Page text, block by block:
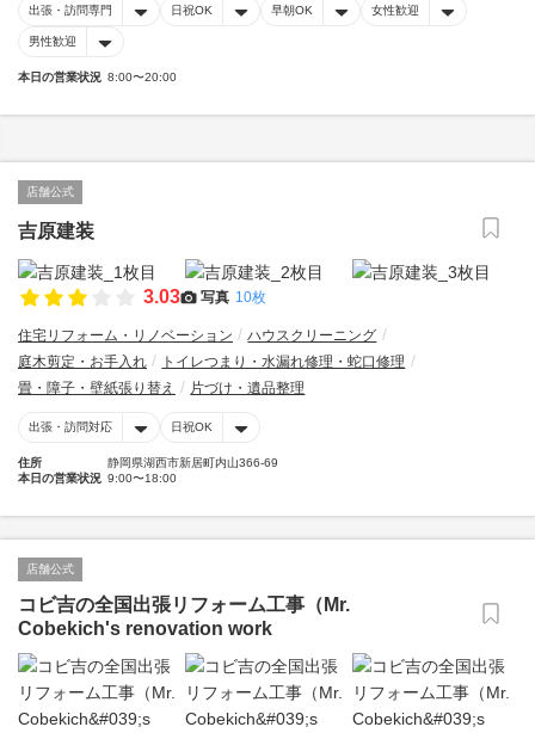
出張・訪問専門 日祝OK 早朝OK 女性歓迎
男性歓迎
本日の営業状況 8:00〜20:00
店舗公式
吉原建装
3.03 写真 10枚
住宅リフォーム・リノベーション
ハウスクリーニング
庭木剪定・お手入れ
トイレつまり・水漏れ修理・蛇口修理
畳・障子・壁紙張り替え
片づけ・遺品整理
出張・訪問対応 日祝OK
住所
静岡県湖西市新居町内山366-69
本日の営業状況 9:00〜18:00
店舗公式
コビ吉の全国出張リフォーム工事（Mr.
Cobekich's renovation work